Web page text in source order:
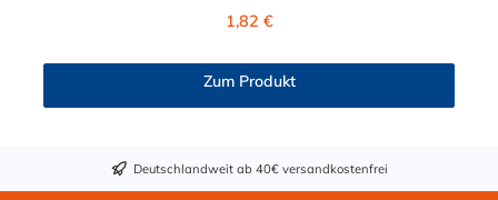
Meterware für maximale Flexibilität. Geprüfte Qualität für
Innenseele und Außendecke aus PVC sowie einer
stabilisierenden Textil-Gewebeeinlage. Er wird TÜV-geprüft
und LABS-frei produziert. In der transparenten und
B, C). Nur der Typ transparent erfüllt darüber hinaus KTW-C
Regulärer Preis:
1,82 €
Zum Produkt
Deutschlandweit ab 40€ versandkostenfrei